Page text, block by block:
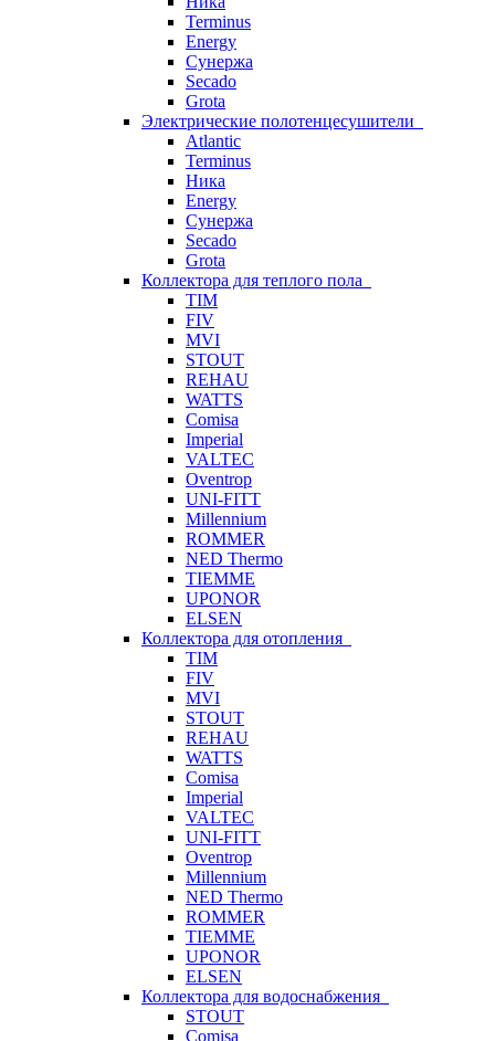
Terminus
Energy
Сунержа
Secado
Grota
Электрические полотенцесушители
Atlantic
Terminus
Ника
Energy
Сунержа
Secado
Grota
Коллектора для теплого пола
TIM
FIV
MVI
STOUT
REHAU
WATTS
Comisa
Imperial
VALTEC
Oventrop
UNI-FITT
Millennium
ROMMER
NED Thermo
TIEMME
UPONOR
ELSEN
Коллектора для отопления
TIM
FIV
MVI
STOUT
REHAU
WATTS
Comisa
Imperial
VALTEC
UNI-FITT
Oventrop
Millennium
NED Thermo
ROMMER
TIEMME
UPONOR
ELSEN
Коллектора для водоснабжения
STOUT
Comisa